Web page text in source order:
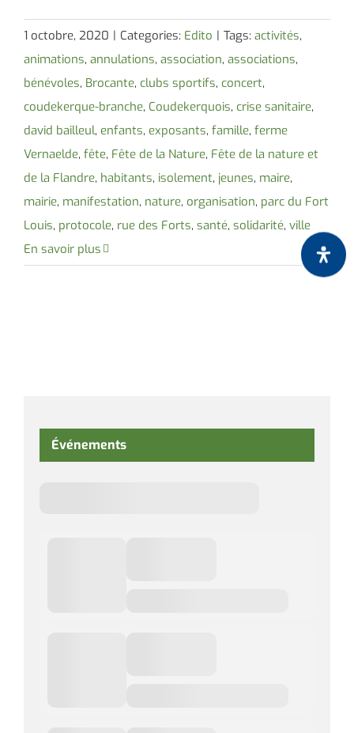
1 octobre, 2020 | Categories: Edito | Tags: activités,
animations, annulations, association, associations,
bénévoles, Brocante, clubs sportifs, concert,
coudekerque-branche, Coudekerquois, crise sanitaire,
david bailleul, enfants, exposants, famille, ferme
Vernaelde, fête, Fête de la Nature, Fête de la nature et
de la Flandre, habitants, isolement, jeunes, maire,
mairie, manifestation, nature, organisation, parc du Fort
Louis, protocole, rue des Forts, santé, solidarité, ville
En savoir plus
Événements